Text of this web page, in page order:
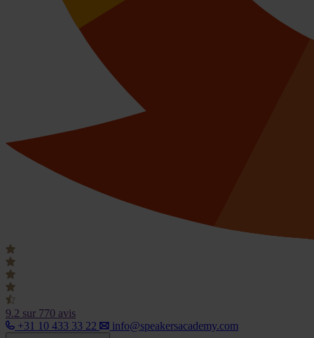
9.2 sur 770 avis
+31 10 433 33 22
info@speakersacademy.com